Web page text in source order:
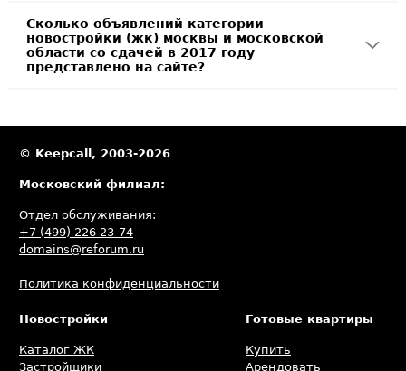
Сколько объявлений категории
новостройки (жк) москвы и московской
области со сдачей в 2017 году
представлено на сайте?
© Keepcall, 2003-2026
Московский филиал:
Отдел обслуживания:
+7 (499) 226 23-74
domains@reforum.ru
Политика конфиденциальности
Новостройки
Каталог ЖК
Застройщики
Готовые квартиры
Купить
Арендовать